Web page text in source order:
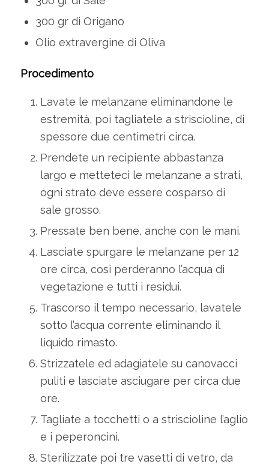
300 gr di Origano
Olio extravergine di Oliva
Procedimento
Lavate le melanzane eliminandone le
estremità, poi tagliatele a striscioline, di
spessore due centimetri circa.
Prendete un recipiente abbastanza
largo e metteteci le melanzane a strati,
ogni strato deve essere cosparso di
sale grosso.
Pressate ben bene, anche con le mani.
Lasciate spurgare le melanzane per 12
ore circa, così perderanno l’acqua di
vegetazione e tutti i residui.
Trascorso il tempo necessario, lavatele
sotto l’acqua corrente eliminando il
liquido rimasto.
Strizzatele ed adagiatele su canovacci
puliti e lasciate asciugare per circa due
ore.
Tagliate a tocchetti o a striscioline l’aglio
e i peperoncini.
Sterilizzate poi tre vasetti di vetro, da